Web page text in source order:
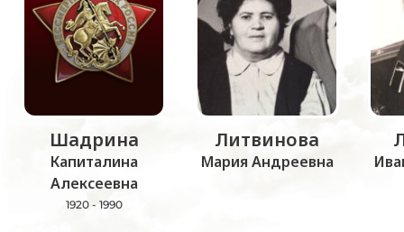
Шадрина
Капиталина
Алексеевна
1920 - 1990
Литвинова
Мария Андреевна